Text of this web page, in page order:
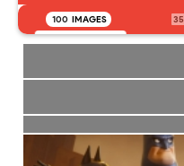
100 IMAGES 35